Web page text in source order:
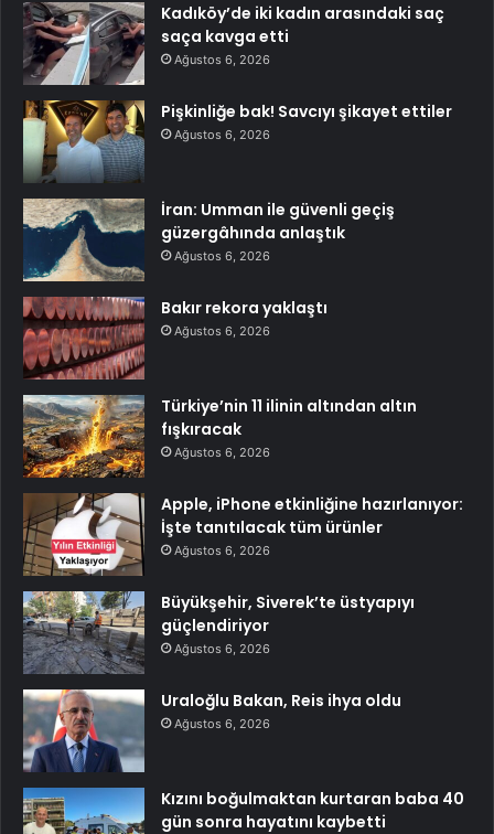
Kadıköy’de iki kadın arasındaki saç
saça kavga etti
Ağustos 6, 2026
Pişkinliğe bak! Savcıyı şikayet ettiler
Ağustos 6, 2026
İran: Umman ile güvenli geçiş
güzergâhında anlaştık
Ağustos 6, 2026
Bakır rekora yaklaştı
Ağustos 6, 2026
Türkiye’nin 11 ilinin altından altın
fışkıracak
Ağustos 6, 2026
Apple, iPhone etkinliğine hazırlanıyor:
İşte tanıtılacak tüm ürünler
Ağustos 6, 2026
Büyükşehir, Siverek’te üstyapıyı
güçlendiriyor
Ağustos 6, 2026
Uraloğlu Bakan, Reis ihya oldu
Ağustos 6, 2026
Kızını boğulmaktan kurtaran baba 40
gün sonra hayatını kaybetti